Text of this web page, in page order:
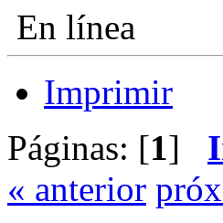
En línea
Imprimir
Páginas: [1]
« anterior